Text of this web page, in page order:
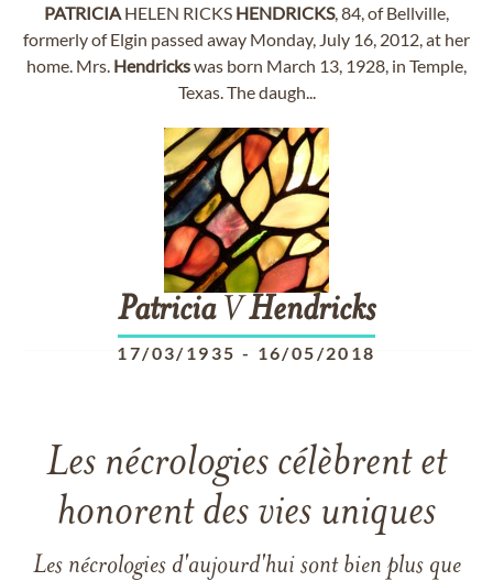
PATRICIA HELEN RICKS HENDRICKS, 84, of Bellville,
formerly of Elgin passed away Monday, July 16, 2012, at her
home. Mrs. Hendrickswas born March 13, 1928, in Temple,
Texas. The daugh...
PatriciaVHendricks
17/03/1935 - 16/05/2018
Les nécrologies célèbrent et
honorent des vies uniques
Les nécrologies d'aujourd'hui sont bien plus que